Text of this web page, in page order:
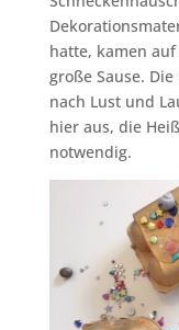
hatte, kamen
große Sause.
nach Lust und
hier aus, die
notwendig.